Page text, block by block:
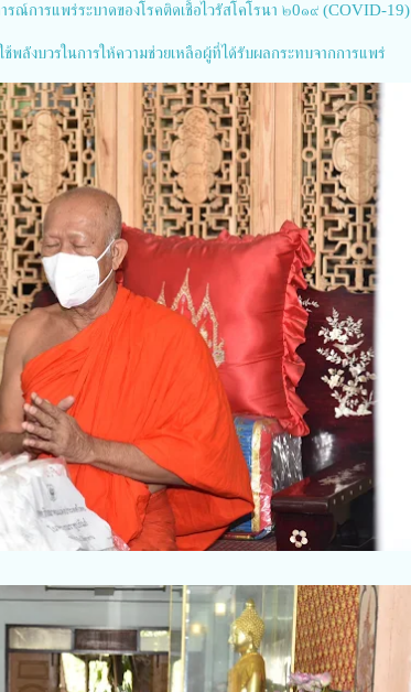
รณ์การแพร่ระบาดของโรคติดเชื้อไวรัสโคโรนา ๒0๑๙ (COVID-19)
พลังบวรในการให้ความช่วยเหลือผู้ที่ได้รับผลกระทบจากการแพร่